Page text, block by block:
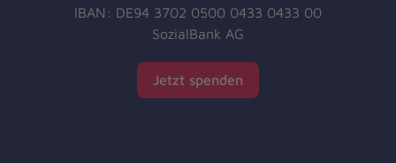
IBAN: DE94 3702 0500 0433 0433 00
SozialBank AG
Jetzt spenden